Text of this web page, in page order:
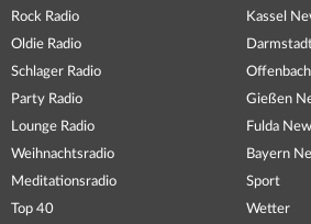
Rock Radio
Oldie Radio
Schlager Radio
Party Radio
Lounge Radio
Weihnachtsradio
Meditationsradio
Top 40
Kassel
Gießen
Fulda
Bayern
Sport
Wetter